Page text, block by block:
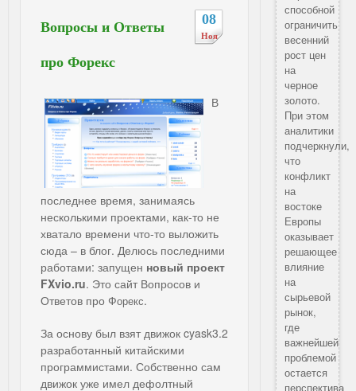
08
Ноя
Вопросы и Ответы
про Форекс
В
последнее время, занимаясь
несколькими проектами, как-то не
хватало времени что-то выложить
сюда – в блог. Делюсь последними
работами: запущен новый проект
FXvio.ru. Это сайт Вопросов и
Ответов про Форекс.
За основу был взят движок cyask3.2
разработанный китайскими
программистами. Собственно сам
движок уже имел дефолтный
способной
ограничить
весенний
рост цен
на
черное
золото.
При этом
аналитики
подчеркнули,
что
конфликт
на
востоке
Европы
оказывает
решающее
влияние
на
сырьевой
рынок,
где
важнейшей
проблемой
остается
перспектива